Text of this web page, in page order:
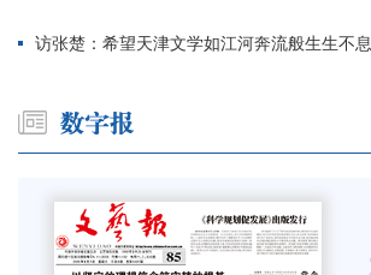
访张楚：希望天津文学如江河奔流般生生不息